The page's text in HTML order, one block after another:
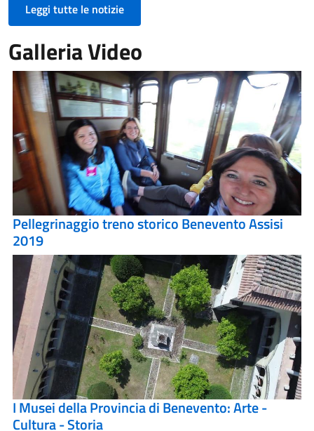
Leggi tutte le notizie
Galleria Video
Pellegrinaggio treno storico Benevento Assisi
2019
I Musei della Provincia di Benevento: Arte -
Cultura - Storia